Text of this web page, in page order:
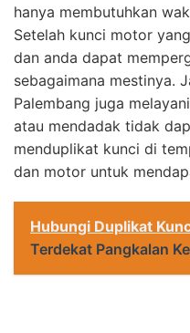
hanya membutuhkan
Setelah kunci motor
dan anda dapat
sebagaimana mestinya.
Palembang juga
atau mendadak tidak
menduplikat kunci di
dan motor untuk
Hubungi Duplikat
Terdekat Pangkalan